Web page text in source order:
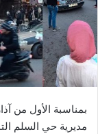
بمناسبة الأول من
مديرية حي السلم